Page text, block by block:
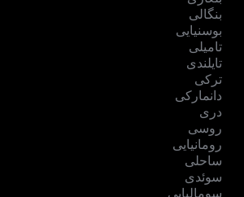
بنگالی
بوسنیایی
تامیلی
تایلندی
ترکی
دانمارکی
دری
روسی
رومانیایی
ساحلی
سوئدی
سومالیایی